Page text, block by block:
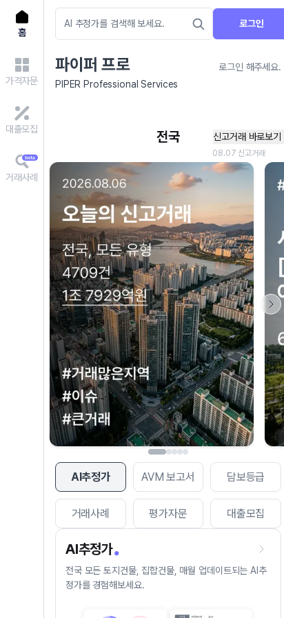
홈
가격자문
대출모집
거래사례
로그인
파이퍼 프로
로그인 해주세요.
PIPER Professional Services
AI추정가 AVM 보고서 담보등급
거래사례 평가자문 대출모집
AI추정가
전국 모든 토지건물, 집합건물, 매월 업데이트되는 AI추
정가를 경험해보세요.